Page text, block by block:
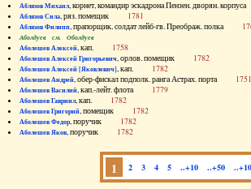
Аблязов Михаил, корнет, командир эскадрона Пензен. дворян.
Аблязов Сила, ряз. помещик 1781
Аблязов Филипп, прапорщик, солдат лейб-гв. Преображ. полка
Аболдуев см. Оболдуев
Аболешев Алексей, кап. 1758
Аболешев Алексей Григорьевич, орлов. помещик 1782
Аболешев Алексей [Яковлевич], кап. 1782
Аболешев Андрей, обер-фискал подполк. ранга Астрах. порта
Аболешев Василий, кап.-лейт. флота 1779
Аболешев Гавриил, кап. 1782
Аболешев Григорий, помещик 1782
Аболешев Федор, поручик 1782
Аболешев Яков, поручик 1782
1 2 3 4 5 ..+10 ..+50